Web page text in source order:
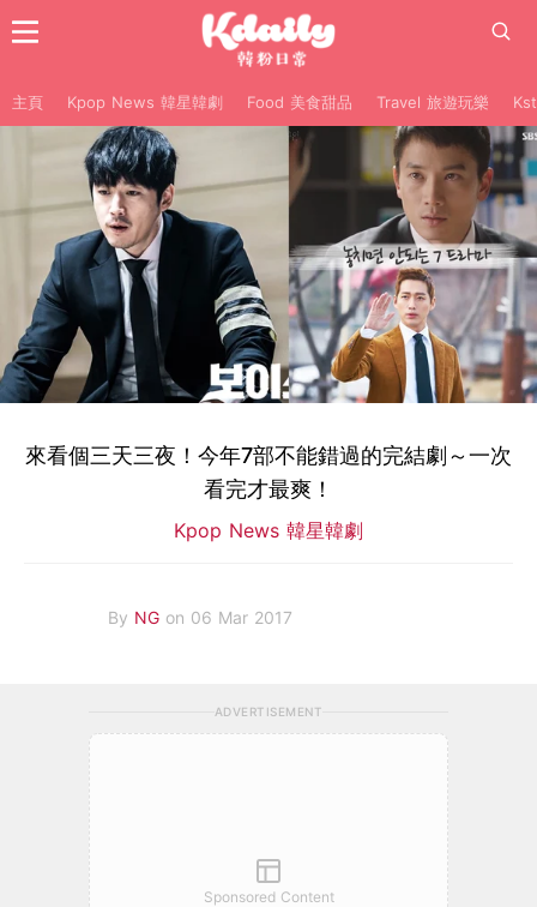
主頁 Kpop News 韓星韓劇 Food 美食甜品 Travel 旅遊玩樂
來看個三天三夜！今年7部不能錯過的完結劇～一次
看完才最爽！
Kpop News 韓星韓劇
By NG on 06 Mar 2017
ADVERTISEMENT
Sponsored Content